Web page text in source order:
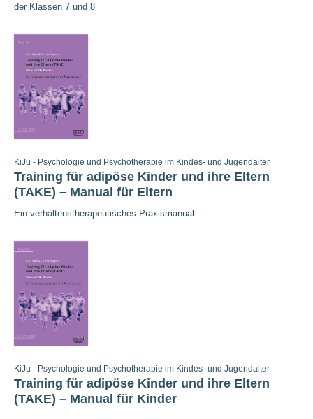
der Klassen 7 und 8
KiJu - Psychologie und Psychotherapie im Kindes- und Jugendalter
Training für adipöse Kinder und ihre Eltern
(TAKE) – Manual für Eltern
Ein verhaltenstherapeutisches Praxismanual
KiJu - Psychologie und Psychotherapie im Kindes- und Jugendalter
Training für adipöse Kinder und ihre Eltern
(TAKE) – Manual für Kinder